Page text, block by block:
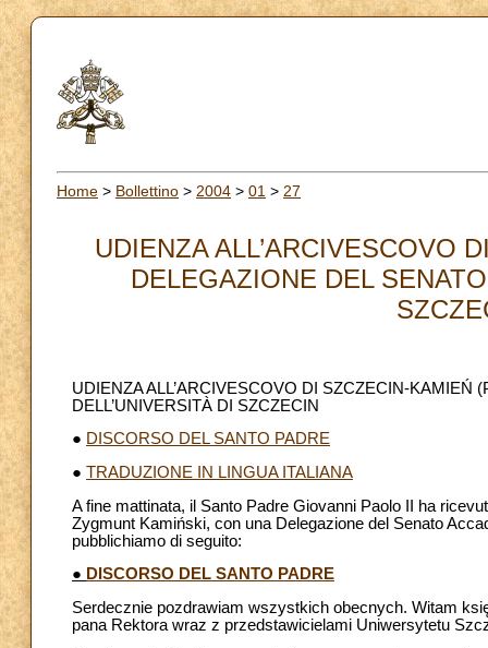
Home > Bollettino > 2004 > 01 > 27
UDIENZA ALL’ARCIVESCOVO
DELEGAZIONE DEL
UDIENZA ALL’ARCIVESCOVO DI SZCZECIN-KAMIEŃ
DELL’UNIVERSITÀ DI SZCZECIN
● DISCORSO DEL SANTO PADRE
● TRADUZIONE IN LINGUA ITALIANA
A fine mattinata, il Santo Padre Giovanni Paolo II ha
Zygmunt Kamiński, con una Delegazione del Senato
pubblichiamo di seguito:
● DISCORSO DEL SANTO PADRE
Serdecznie pozdrawiam wszystkich obecnych. Witam
pana Rektora wraz z przedstawicielami Uniwersytetu